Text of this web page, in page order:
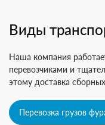
Виды
Наша компания
перевозчиками и
этому доставка
Перевозка грузов